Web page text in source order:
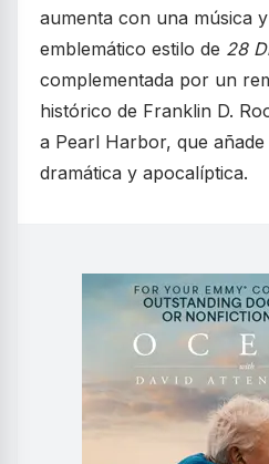
aumenta con una música
emblemático estilo de 28
complementada por un
histórico de Franklin D.
a Pearl Harbor, que
dramática y apocalíptica.